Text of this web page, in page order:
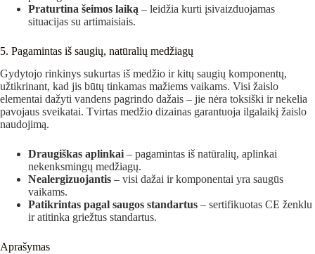
Praturtina šeimos laiką – leidžia kurti įsivaizduojamas
situacijas su artimaisiais.
5. Pagamintas iš saugių, natūralių medžiagų
Gydytojo rinkinys sukurtas iš medžio ir kitų saugių komponentų,
užtikrinant, kad jis būtų tinkamas mažiems vaikams. Visi žaislo
elementai dažyti vandens pagrindo dažais – jie nėra toksiški ir nekelia
pavojaus sveikatai. Tvirtas medžio dizainas garantuoja ilgalaikį žaislo
naudojimą.
Draugiškas aplinkai – pagamintas iš natūralių, aplinkai
nekenksmingų medžiagų.
Nealergizuojantis – visi dažai ir komponentai yra saugūs
vaikams.
Patikrintas pagal saugos standartus – sertifikuotas CE ženklu
ir atitinka griežtus standartus.
Aprašymas